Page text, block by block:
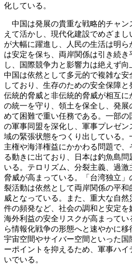
化している。
中国は発展の貴重な戦略的チャン
えて活かし、現代化建設でめざま
が大幅に躍進し、人民の生活は明
は安定を保ち、両岸関係は引き続き
し、国際競争力と影響力は絶えず向
中国は依然として多元的で複雑な
しており、生存のための安全保障と
伝統的脅威と非伝統的脅威が相互
の統一を守り、領土を保全し、発
めて困難で重い任務である。一部
の軍事同盟を深化し、軍事プレゼ
域の緊張状態をつくり出している。
主権や海洋権益にかかわる問題で
る動きに出ており、日本は釣魚島
いる。テロリズム、分裂主義、過
脅威が高まっている。「台湾独立
裂活動は依然として両岸関係の平
威となっている。また、重大な自
件の頻発など、社会の調和と安定
海外利益の安全リスクが高まって
ら情報化戦争の形態へと速やかに移
宇宙空間やサイバー空間といった国
ーポイントを抑えるため、軍事ハ
いでいる。